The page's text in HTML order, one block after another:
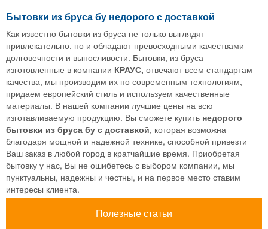
Бытовки из бруса бу недорого с доставкой
Как известно бытовки из бруса не только выглядят
привлекательно, но и обладают превосходными качествами
долговечности и выносливости. Бытовки, из бруса
изготовленные в компании КРАУС, отвечают всем стандартам
качества, мы производим их по современным технологиям,
придаем европейский стиль и используем качественные
материалы. В нашей компании лучшие цены на всю
изготавливаемую продукцию. Вы сможете купить недорого
бытовки из бруса бу с доставкой, которая возможна
благодаря мощной и надежной технике, способной привезти
Ваш заказ в любой город в кратчайшие время. Приобретая
бытовку у нас, Вы не ошибетесь с выбором компании, мы
пунктуальны, надежны и честны, и на первое место ставим
интересы клиента.
Полезные статьи